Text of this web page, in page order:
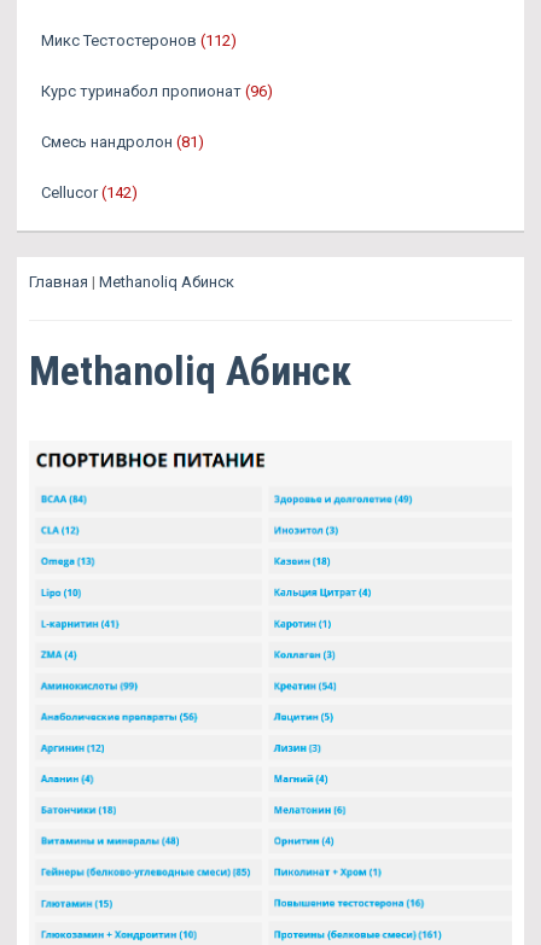
Микс Тестостеронов (112)
Курс туринабол пропионат (96)
Смесь нандролон (81)
Cellucor (142)
Главная | Methanoliq Абинск
Methanoliq Абинск